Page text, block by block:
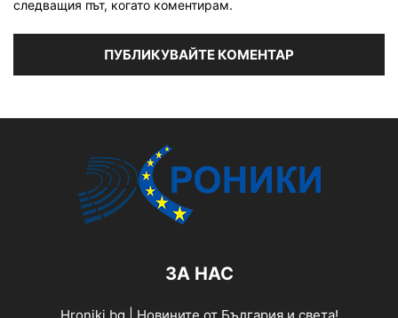
следващия път, когато коментирам.
ЗА НАС